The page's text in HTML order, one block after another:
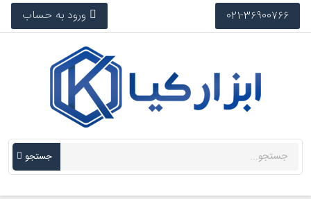
021-36900766 ورود به حساب
جستجو